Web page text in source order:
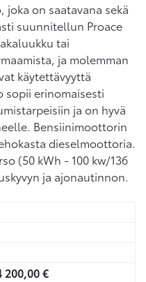
joka on saatavana sekä
suunnitellun Proace
tai
ja molemman
käytettävyyttä
sopii erinomaisesti
ja on hyvä
Bensiinimoottorin
dieselmoottoria.
(50 kWh - 100 kw/136
ja ajonautinnon.
200,00€